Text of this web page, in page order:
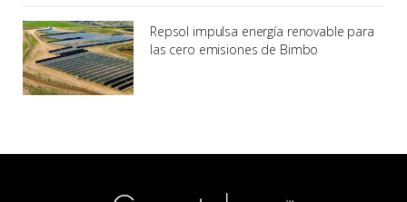
Repsol impulsa energía renovable para
las cero emisiones de Bimbo